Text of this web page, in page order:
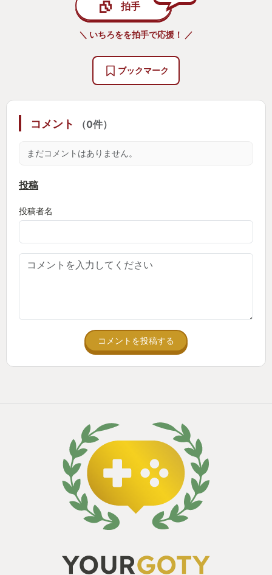
拍手
＼ いちろをを拍手で応援！ ／
ブックマーク
コメント （0件）
まだコメントはありません。
投稿
投稿者名
コメントを投稿する